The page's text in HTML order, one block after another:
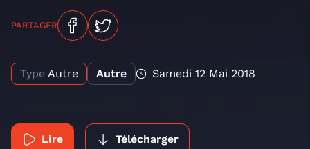
PARTAGER
Type Autre Autre Samedi 12 Mai 2018
Lire Télécharger